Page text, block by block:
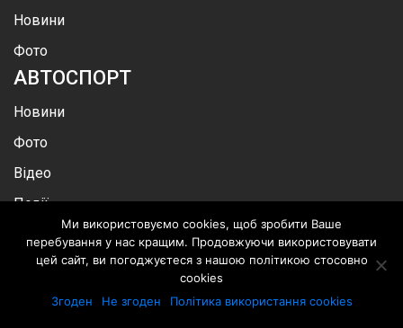
Новини
Фото
АВТОСПОРТ
Новини
Фото
Відео
Події
Ралі Дакар
MOTORCAR
Про нас
Ми використовуємо cookies, щоб зробити Ваше
перебування у нас кращим. Продовжуючи використовувати
цей сайт, ви погоджуєтеся з нашою політикою стосовно
cookies
Згоден
Не згоден Політика використання cookies